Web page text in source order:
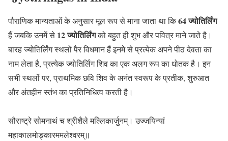
पौराणिक मान्यताओं के अनुसार मूल रूप से माना जाता था कि64 ज्योतिर्लिंग
हैं जबकि उनमें से 12 ज्योतिर्लिंगको बहुत ही शुभ और पवित्र माने जाते है।
बारह ज्योतिर्लिंग स्थलों पैर विधमान हैं इनमे से प्रत्येक अपने पीठ देवता का
नाम लेता है, प्रत्येक ज्योतिर्लिंग शिव का एक अलग रूप का धोतक है। इन
सभी स्थलों पर, प्राथमिक छवि शिव के अनंत स्वरूप के प्रतीक, शुरुआत
और अंतहीन स्तंभ का प्रतिनिधित्व करती है।
सौराष्ट्रे सोमनाथं च श्रीशैले मल्लिकार्जुनम्। उज्जयिन्यां
महाकालमोङ्कारममलेश्वरम्॥